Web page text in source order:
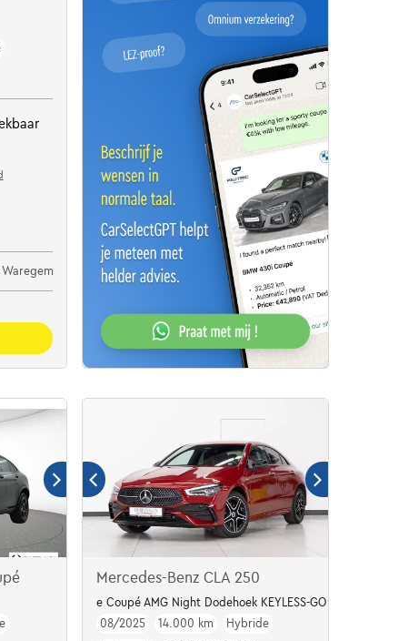
Mercedes-Benz CLA 250
e Coupé AMG Night Dodehoek KEYLESS-GO Sfeerlicht
08/2025
14.000 km
Hybride